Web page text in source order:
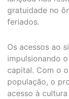
gratuidade no
feriados.
Os acessos ao
impulsionando
capital. Com o
população, o
acesso à